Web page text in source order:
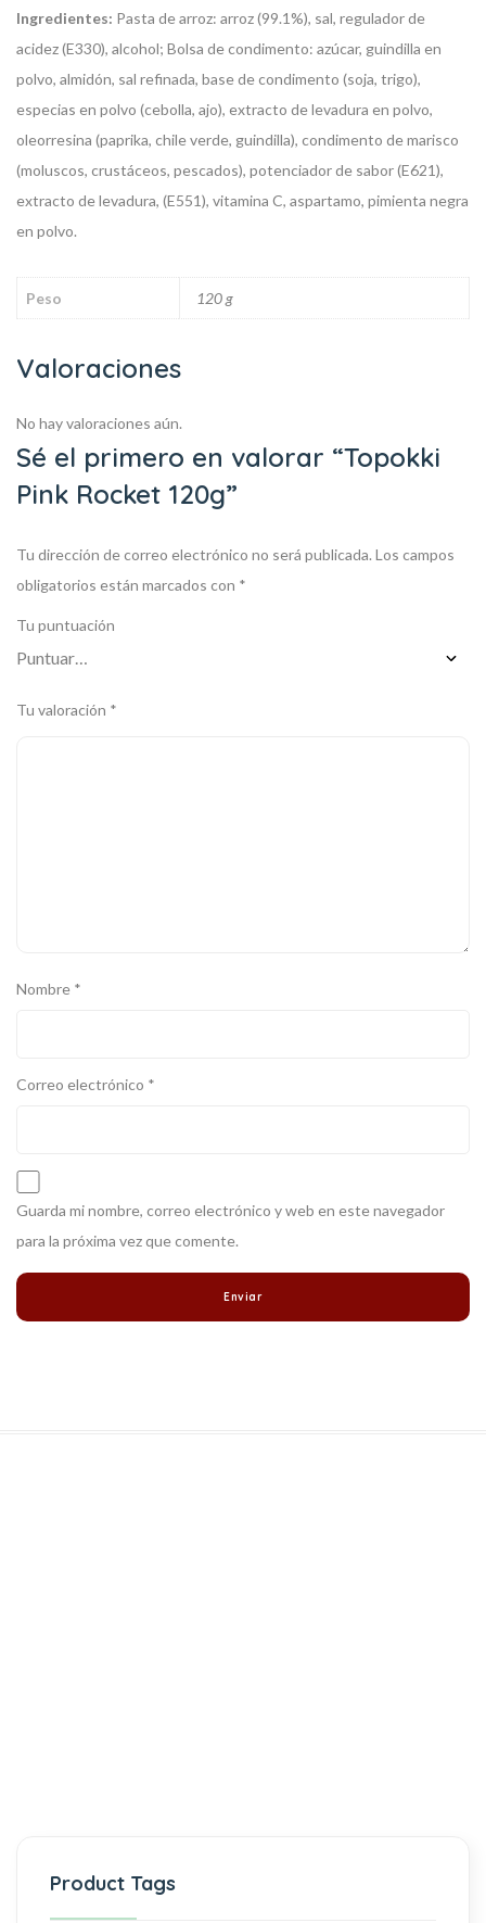
Ingredientes: Pasta de arroz: arroz (99.1%), sal, regulador de
acidez (E330), alcohol; Bolsa de condimento: azúcar, guindilla en
polvo, almidón, sal refinada, base de condimento (soja, trigo),
especias en polvo (cebolla, ajo), extracto de levadura en polvo,
oleorresina (paprika, chile verde, guindilla), condimento de marisco
(moluscos, crustáceos, pescados), potenciador de sabor (E621),
extracto de levadura, (E551), vitamina C, aspartamo, pimienta negra
en polvo.
Peso 120 g
Valoraciones
No hay valoraciones aún.
Sé el primero en valorar “Topokki
Pink Rocket 120g”
Tu dirección de correo electrónico no será publicada. Los campos
obligatorios están marcados con *
Tu puntuación
Tu valoración *
Nombre *
Correo electrónico *
Guarda mi nombre, correo electrónico y web en este navegador
para la próxima vez que comente.
Product Tags